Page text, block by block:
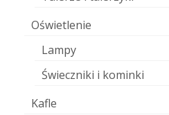
Oświetlenie
Lampy
Świeczniki i kominki
Kafle